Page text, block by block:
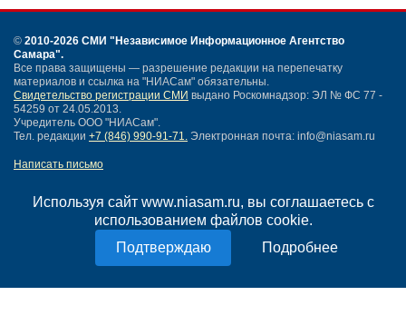
Используя сайт www.niasam.ru, вы соглашаетесь с
использованием файлов cookie.
Подробнее
© 2010-2026 СМИ "Независимое Информационное Агентство
Самара".
Все права защищены — разрешение редакции на перепечатку
материалов и ссылка на "НИАСам" обязательны.
Свидетельство регистрации СМИ выдано Роскомнадзор: ЭЛ № ФС 77 -
54259 от 24.05.2013.
Учредитель ООО "НИАСам".
Тел. редакции +7 (846) 990-91-71. Электронная почта: info@niasam.ru
Написать письмо
Нашли ошибку?
Политика конфиденциальности